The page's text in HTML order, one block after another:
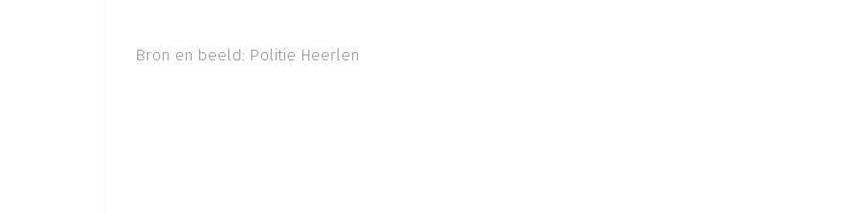
Bron en beeld: Politie Heerlen